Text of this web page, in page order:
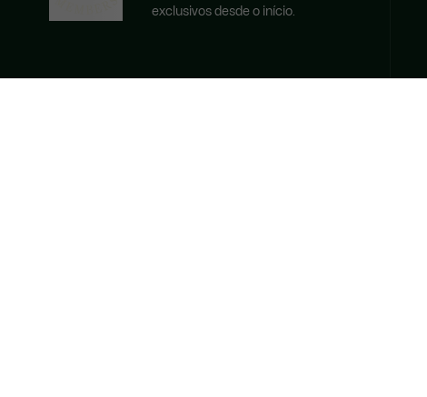
exclusivos desde o início.